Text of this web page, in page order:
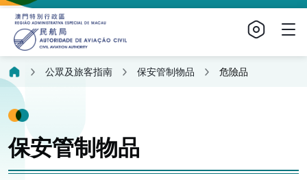
公眾及旅客指南 保安管制物品 危險品
保安管制物品